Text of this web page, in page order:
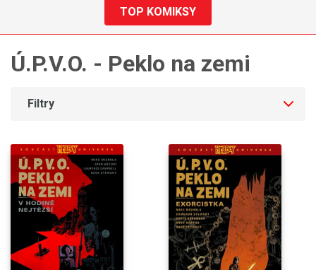
TOP KOMIKSY
Ú.P.V.O. - Peklo na zemi
Filtry